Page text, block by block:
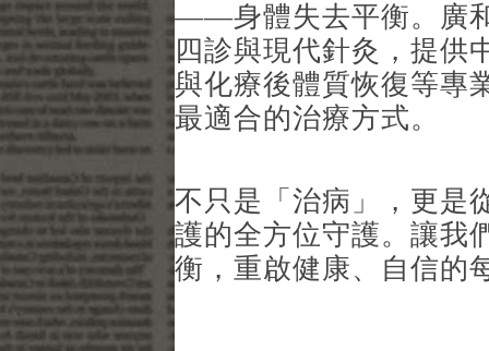
——身體失去平衡。廣
四診與現代針灸，提供
與化療後體質恢復等專
最適合的治療方式。
不只是「治病」，更是
護的全方位守護。讓我
衡，重啟健康、自信的